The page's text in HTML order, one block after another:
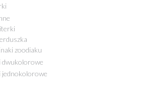
zoodiaku
dwukolorowe
jednokolorowe